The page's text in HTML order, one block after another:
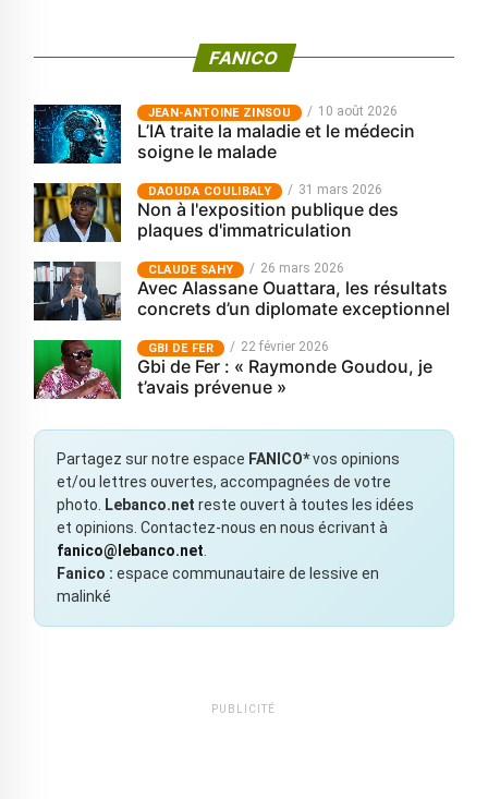
FANICO
JEAN-ANTOINE ZINSOU 10 août 2026
L’IA traite la maladie et le médecin
soigne le malade
‎DAOUDA COULIBALY 31 mars 2026
Non à l'exposition publique des
plaques d'immatriculation
CLAUDE SAHY 26 mars 2026
Avec Alassane Ouattara, les résultats
concrets d’un diplomate exceptionnel
GBI DE FER 22 février 2026
Gbi de Fer : « Raymonde Goudou, je
t’avais prévenue »
Partagez sur notre espace FANICO*vos opinions
et/ou lettres ouvertes, accompagnées de votre
photo.
Lebanco.net reste ouvert à toutes les idées
et opinions. Contactez-nous en nous écrivant à
fanico@lebanco.net
Fanico : espace communautaire de lessive en
malinké
PUBLICITÉ